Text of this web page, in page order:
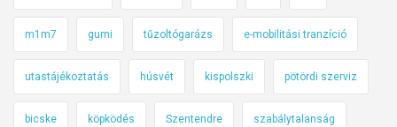
m1m7 gumi tűzoltógarázs e-mobilitási tranzíció
utastájékoztatás húsvét kispolszki pötördi szerviz
bicske köpködés Szentendre szabálytalanság